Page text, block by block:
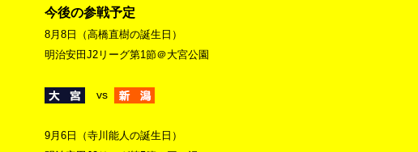
今後の参戦予定
8月8日（高橋直樹の誕生日）
明治安田J2リーグ第1節＠大宮公園
vs
9月6日（寺川能人の誕生日）